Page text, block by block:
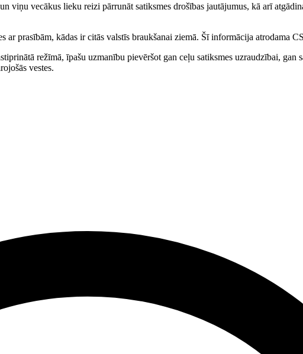
vecākus lieku reizi pārrunāt satiksmes drošības jautājumus, kā arī
prasībām, kādas ir citās valstīs braukšanai ziemā. Šī informācija atrodama
režīmā, īpašu uzmanību pievēršot gan ceļu satiksmes uzraudzībai, gan
vestes.